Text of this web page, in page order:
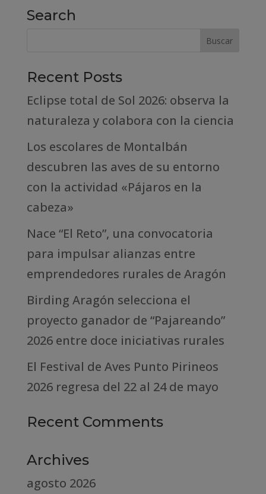
Search
Recent Posts
Eclipse total de Sol 2026: observa la
naturaleza y colabora con la ciencia
Los escolares de Montalbán
descubren las aves de su entorno
con la actividad «Pájaros en la
cabeza»
Nace “El Reto”, una convocatoria
para impulsar alianzas entre
emprendedores rurales de Aragón
Birding Aragón selecciona el
proyecto ganador de “Pajareando”
2026 entre doce iniciativas rurales
El Festival de Aves Punto Pirineos
2026 regresa del 22 al 24 de mayo
Recent Comments
Archives
agosto 2026